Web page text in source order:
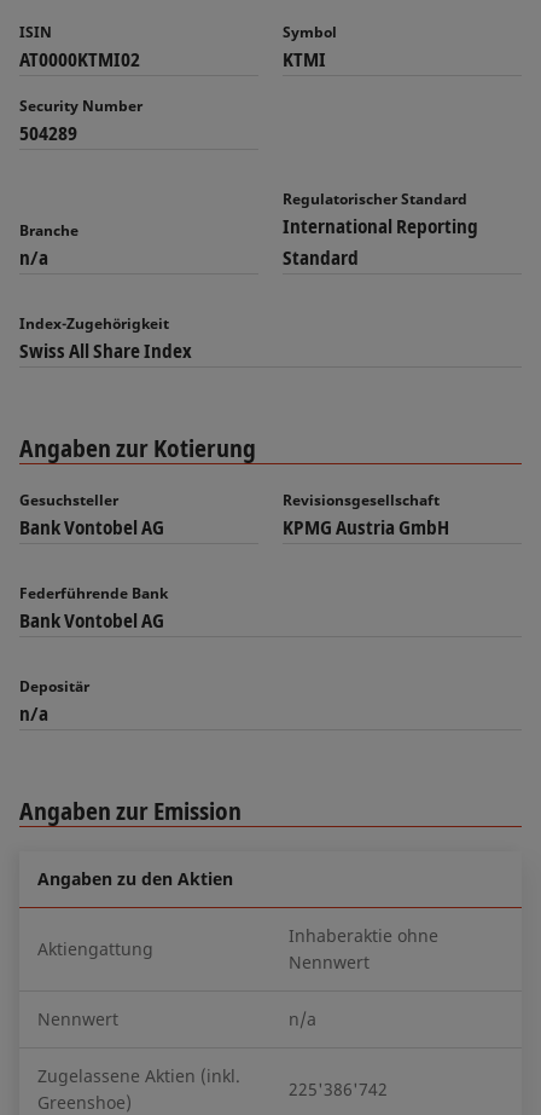
ISIN
AT0000KTMI02
Symbol
KTMI
Security Number
504289
Branche
n/a
Regulatorischer Standard
International Reporting
Standard
Index-Zugehörigkeit
Swiss All Share Index
Angaben zur Kotierung
Gesuchsteller
Bank Vontobel AG
Revisionsgesellschaft
KPMG Austria GmbH
Federführende Bank
Bank Vontobel AG
Depositär
n/a
Angaben zur Emission
Angaben zu den Aktien
Aktiengattung
Inhaberaktie ohne
Nennwert
Nennwert n/a
Zugelassene Aktien (inkl.
Greenshoe)
225'386'742